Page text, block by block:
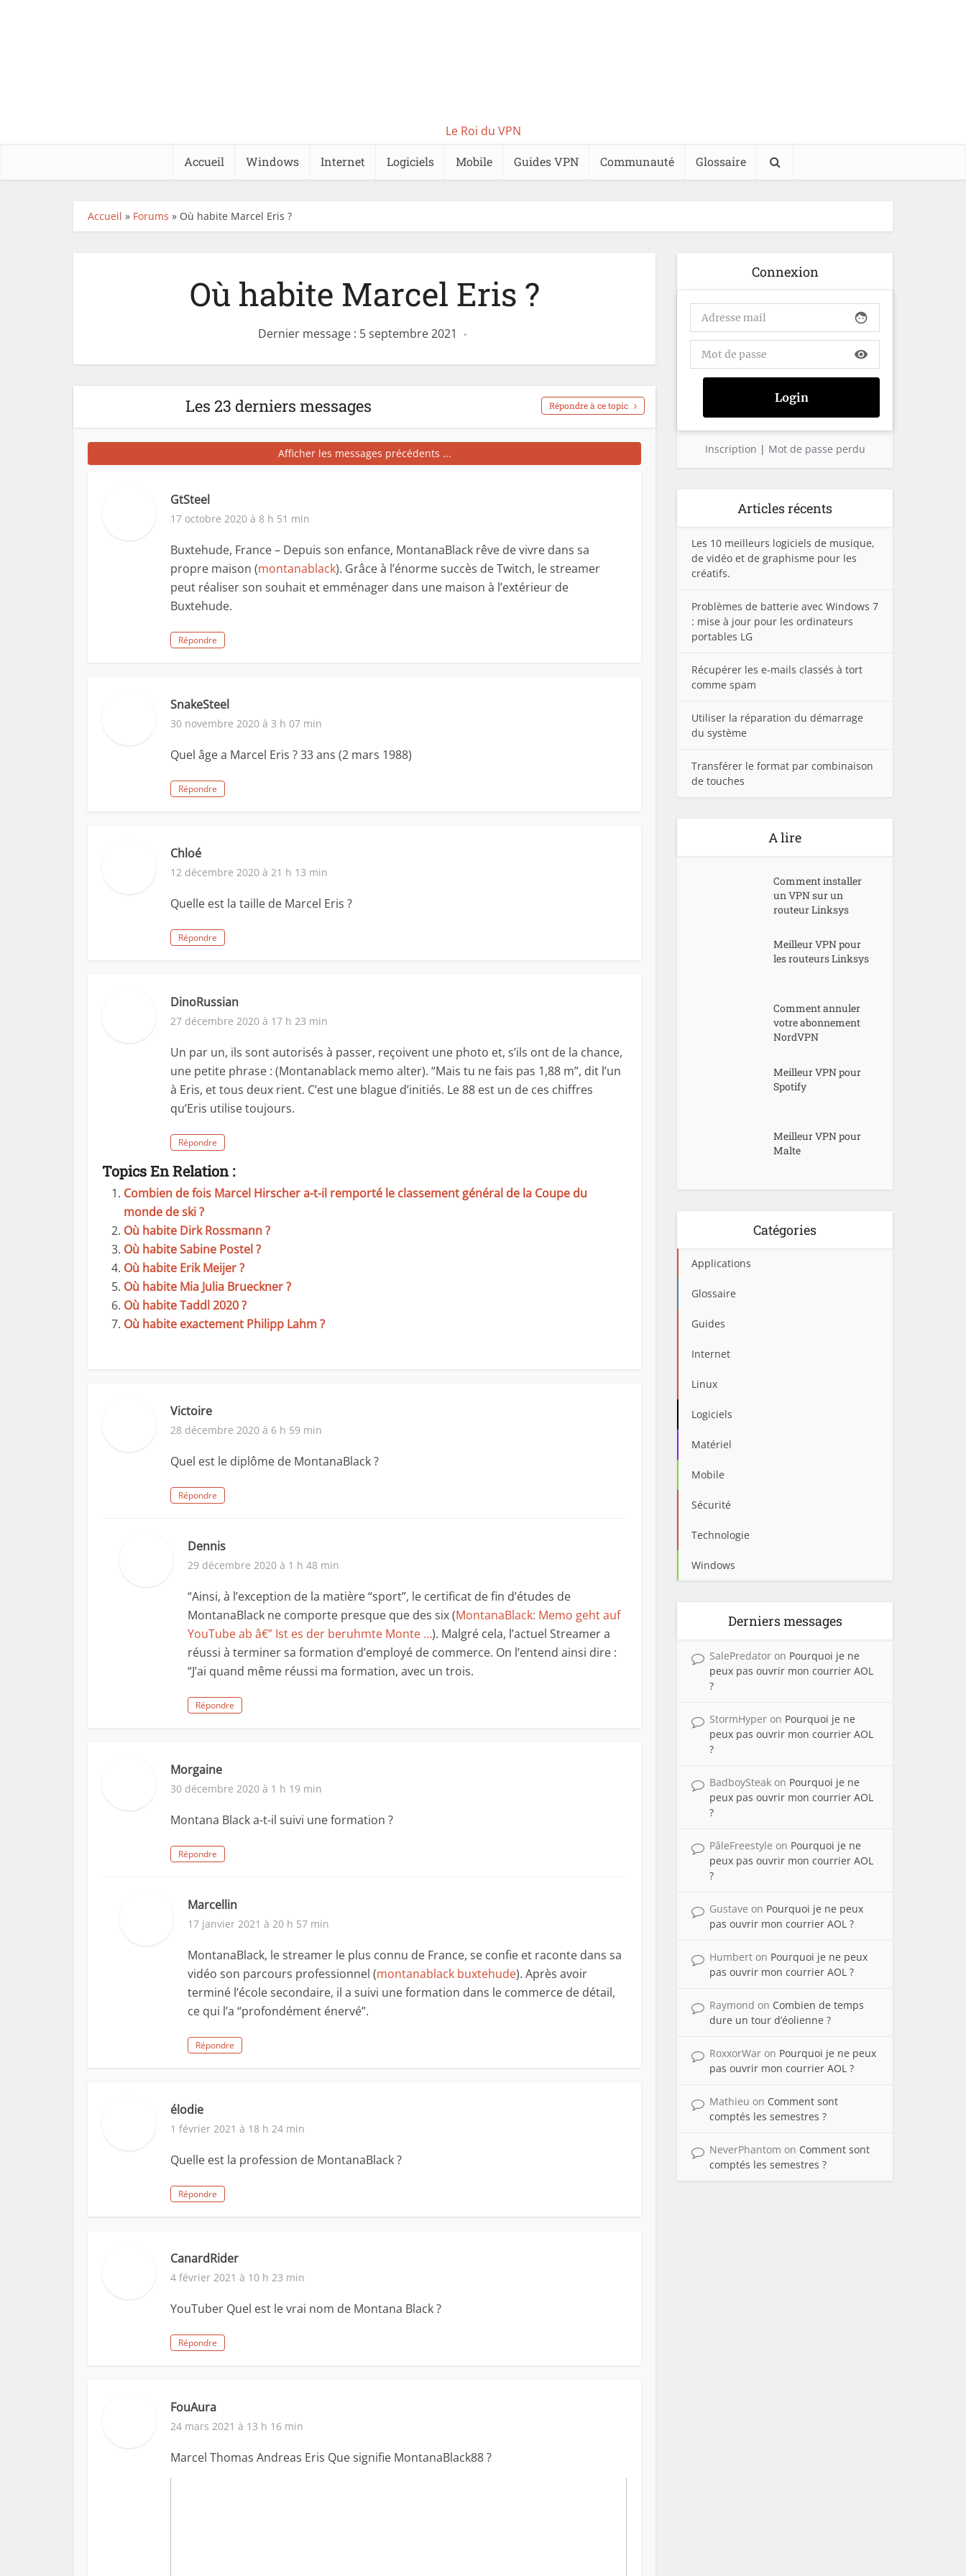
Le Roi du VPN
Accueil Windows Internet Logiciels Mobile Guides VPN Communauté Glossaire
Accueil » Forums » Où habite Marcel Eris ?
Où habite Marcel Eris ?
Dernier message : 5 septembre 2021
Les 23 derniers messages Répondre à ce topic
Afficher les messages précédents ...
GtSteel
17 octobre 2020 à 8 h 51 min
Buxtehude, France – Depuis son enfance, MontanaBlack rêve de vivre dans sa
propre maison (montanablack). Grâce à l’énorme succès de Twitch, le streamer
peut réaliser son souhait et emménager dans une maison à l’extérieur de
Buxtehude.
Répondre
SnakeSteel
30 novembre 2020 à 3 h 07 min
Quel âge a Marcel Eris ? 33 ans (2 mars 1988)
Répondre
Chloé
12 décembre 2020 à 21 h 13 min
Quelle est la taille de Marcel Eris ?
Répondre
DinoRussian
27 décembre 2020 à 17 h 23 min
Un par un, ils sont autorisés à passer, reçoivent une photo et, s’ils ont de la chance,
une petite phrase : (Montanablack memo alter). “Mais tu ne fais pas 1,88 m”, dit l’un
à Eris, et tous deux rient. C’est une blague d’initiés. Le 88 est un de ces chiffres
qu’Eris utilise toujours.
Répondre
Topics En Relation :
Combien de fois Marcel Hirscher a-t-il remporté le classement général de la Coupe du
monde de ski ?
Où habite Dirk Rossmann ?
Où habite Sabine Postel ?
Où habite Erik Meijer ?
Où habite Mia Julia Brueckner ?
Où habite Taddl 2020 ?
Où habite exactement Philipp Lahm ?
Victoire
28 décembre 2020 à 6 h 59 min
Quel est le diplôme de MontanaBlack ?
Répondre
Dennis
29 décembre 2020 à 1 h 48 min
“Ainsi, à l’exception de la matière “sport”, le certificat de fin d’études de
MontanaBlack ne comporte presque que des six (MontanaBlack: Memo geht auf
YouTube ab â€” Ist es der beruhmte Monte …). Malgré cela, l’actuel Streamer a
réussi à terminer sa formation d’employé de commerce. On l’entend ainsi dire :
“J’ai quand même réussi ma formation, avec un trois.
Répondre
Morgaine
30 décembre 2020 à 1 h 19 min
Montana Black a-t-il suivi une formation ?
Répondre
Marcellin
17 janvier 2021 à 20 h 57 min
MontanaBlack, le streamer le plus connu de France, se confie et raconte dans sa
vidéo son parcours professionnel (montanablack buxtehude). Après avoir
terminé l’école secondaire, il a suivi une formation dans le commerce de détail,
ce qui l’a “profondément énervé”.
Répondre
élodie
1 février 2021 à 18 h 24 min
Quelle est la profession de MontanaBlack ?
Répondre
CanardRider
4 février 2021 à 10 h 23 min
YouTuber Quel est le vrai nom de Montana Black ?
Répondre
FouAura
24 mars 2021 à 13 h 16 min
Marcel Thomas Andreas Eris Que signifie MontanaBlack88 ?
Connexion
face
visibility
Inscription | Mot de passe perdu
Articles récents
Les 10 meilleurs logiciels de musique,
de vidéo et de graphisme pour les
créatifs.
Problèmes de batterie avec Windows 7
: mise à jour pour les ordinateurs
portables LG
Récupérer les e-mails classés à tort
comme spam
Utiliser la réparation du démarrage
du système
Transférer le format par combinaison
de touches
A lire
Comment installer
un VPN sur un
routeur Linksys
Meilleur VPN pour
les routeurs Linksys
Comment annuler
votre abonnement
NordVPN
Meilleur VPN pour
Spotify
Meilleur VPN pour
Malte
Catégories
Applications
Glossaire
Guides
Internet
Linux
Logiciels
Matériel
Mobile
Sécurité
Technologie
Windows
Derniers messages
SalePredator on Pourquoi je ne
peux pas ouvrir mon courrier AOL
?
StormHyper on Pourquoi je ne
peux pas ouvrir mon courrier AOL
?
BadboySteak on Pourquoi je ne
peux pas ouvrir mon courrier AOL
?
PâleFreestyle on Pourquoi je ne
peux pas ouvrir mon courrier AOL
?
Gustave on Pourquoi je ne peux
pas ouvrir mon courrier AOL ?
Humbert on Pourquoi je ne peux
pas ouvrir mon courrier AOL ?
Raymond on Combien de temps
dure un tour d’éolienne ?
RoxxorWar on Pourquoi je ne peux
pas ouvrir mon courrier AOL ?
Mathieu on Comment sont
comptés les semestres ?
NeverPhantom on Comment sont
comptés les semestres ?